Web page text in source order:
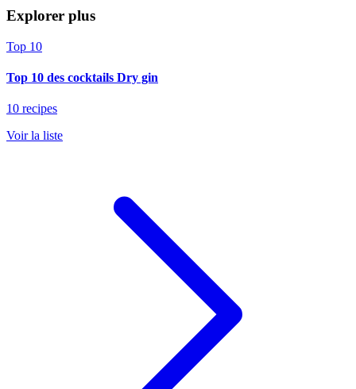
Explorer plus
Top 10
Top 10 des cocktails Dry gin
10 recipes
Voir la liste